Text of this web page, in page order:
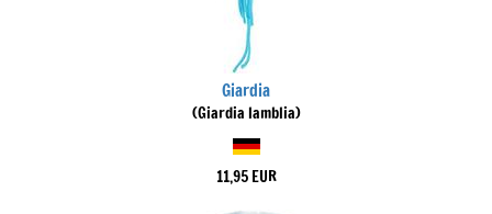
Giardia
(Giardia lamblia)
11,95 EUR